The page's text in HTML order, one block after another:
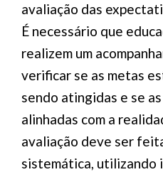
avaliação das
É necessário que
realizem um
verificar se as metas
sendo atingidas e se
alinhadas com a
avaliação deve ser
sistemática, utilizando